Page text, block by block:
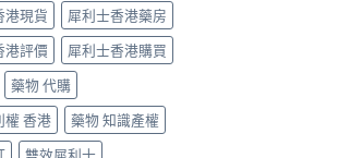
港現貨
犀利士香港藥房
港評價
犀利士香港購買
藥物 代購
權 香港
藥物 知識產權
雙效犀利士